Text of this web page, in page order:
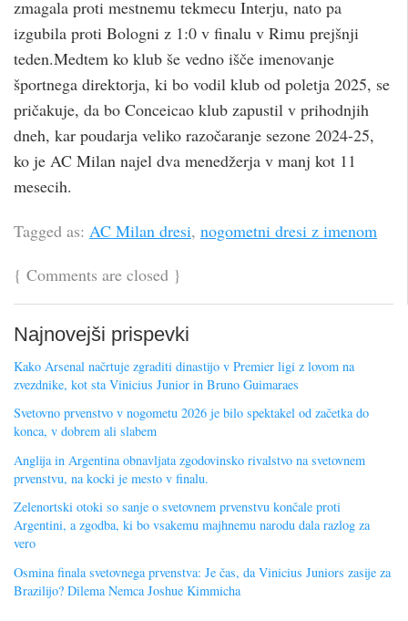
zmagala proti mestnemu tekmecu Interju, nato pa
izgubila proti Bologni z 1:0 v finalu v Rimu prejšnji
teden.Medtem ko klub še vedno išče imenovanje
športnega direktorja, ki bo vodil klub od poletja 2025, se
pričakuje, da bo Conceicao klub zapustil v prihodnjih
dneh, kar poudarja veliko razočaranje sezone 2024-25,
ko je AC Milan najel dva menedžerja v manj kot 11
mesecih.
Tagged as: AC Milan dresi, nogometni dresi z imenom
{ Comments are closed }
Najnovejši prispevki
Kako Arsenal načrtuje zgraditi dinastijo v Premier ligi z lovom na
zvezdnike, kot sta Vinicius Junior in Bruno Guimaraes
Svetovno prvenstvo v nogometu 2026 je bilo spektakel od začetka do
konca, v dobrem ali slabem
Anglija in Argentina obnavljata zgodovinsko rivalstvo na svetovnem
prvenstvu, na kocki je mesto v finalu.
Zelenortski otoki so sanje o svetovnem prvenstvu končale proti
Argentini, a zgodba, ki bo vsakemu majhnemu narodu dala razlog za
vero
Osmina finala svetovnega prvenstva: Je čas, da Vinicius Juniors zasije za
Brazilijo? Dilema Nemca Joshue Kimmicha